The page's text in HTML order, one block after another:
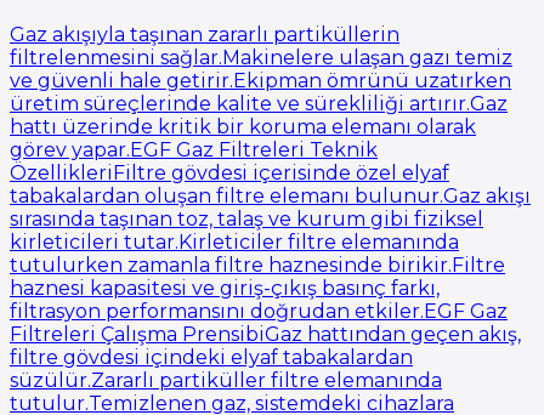
Gaz akışıyla taşınan zararlı partiküllerin
filtrelenmesini sağlar.Makinelere ulaşan gazı temiz
ve güvenli hale getirir.Ekipman ömrünü uzatırken
üretim süreçlerinde kalite ve sürekliliği artırır.Gaz
hattı üzerinde kritik bir koruma elemanı olarak
görev yapar.EGF Gaz Filtreleri Teknik
ÖzellikleriFiltre gövdesi içerisinde özel elyaf
tabakalardan oluşan filtre elemanı bulunur.Gaz akışı
sırasında taşınan toz, talaş ve kurum gibi fiziksel
kirleticileri tutar.Kirleticiler filtre elemanında
tutulurken zamanla filtre haznesinde birikir.Filtre
haznesi kapasitesi ve giriş-çıkış basınç farkı,
filtrasyon performansını doğrudan etkiler.EGF Gaz
Filtreleri Çalışma PrensibiGaz hattından geçen akış,
filtre gövdesi içindeki elyaf tabakalardan
süzülür.Zararlı partiküller filtre elemanında
tutulur.Temizlenen gaz, sistemdeki cihazlara